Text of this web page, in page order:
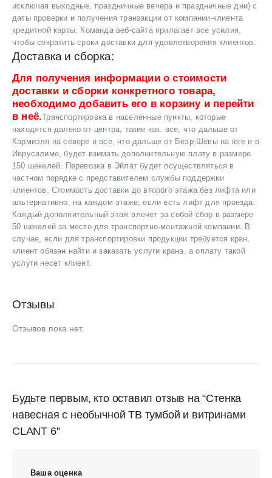
исключая выходные, праздничные вечера и праздничные дни) с
даты проверки и получения транзакции от компании-клиента
кредитной карты. Команда веб-сайта прилагает все усилия,
чтобы сократить сроки доставки для удовлетворения клиентов.
Доставка и сборка:
Для получения информации о стоимости
доставки и сборки конкретного товара,
необходимо добавить его в корзину и перейти
в неё.Транспортировка в населенные пункты, которые
находятся далеко от центра, такие как: все, что дальше от
Кармиэля на севере и все, что дальше от Беэр-Шевы на юге и в
Иерусалиме, будет взимать дополнительную плату в размере
150 шекелей. Перевозка в Эйлат будет осуществляться в
частном порядке с представителем службы поддержки
клиентов. Стоимость доставки до второго этажа без лифта или
альтернативно, на каждом этаже, если есть лифт для проезда.
Каждый дополнительный этаж влечет за собой сбор в размере
50 шекелей за место для транспортно-монтажной компании. В
случае, если для транспортировки продукции требуется кран,
клиент обязан найти и заказать услуги крана, а оплату такой
услуги несет клиент.
Отзывы
Отзывов пока нет.
Будьте первым, кто оставил отзыв на “Стенка
навесная с необычной ТВ тумбой и витринами
CLANT 6”
Ваша оценка